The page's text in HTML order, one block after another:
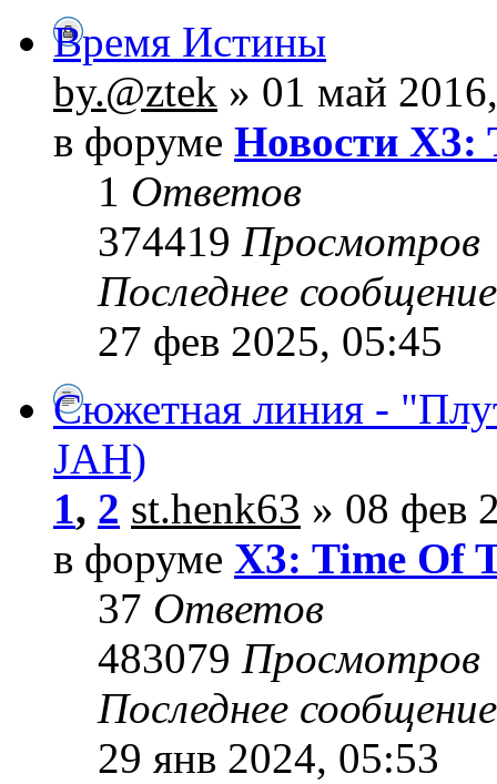
Время Истины
by.@ztek » 01 май
в форуме Новости X3:
1 Ответов
374419 Просмотров
Последнее
27 фев 2025, 05:45
Сюжетная линия -
JAH)
1, 2 st.henk63 » 08 фев
в форуме X3: Time Of
37 Ответов
483079 Просмотров
Последнее
29 янв 2024, 05:53